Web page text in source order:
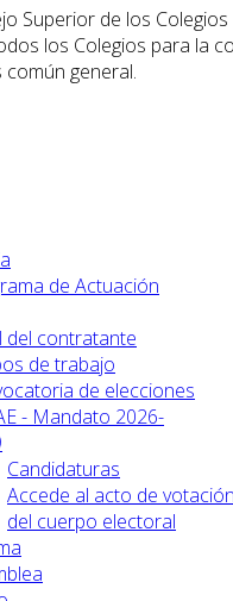
Superior de los Colegios
los Colegios para la
general.
de Actuación
del contratante
de trabajo
de elecciones
- Mandato 2026-
Candidaturas
Accede al acto de votación
del cuerpo electoral